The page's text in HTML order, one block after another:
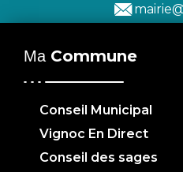
Ma Commune
Conseil Municipal
Vignoc En Direct
Conseil des sages